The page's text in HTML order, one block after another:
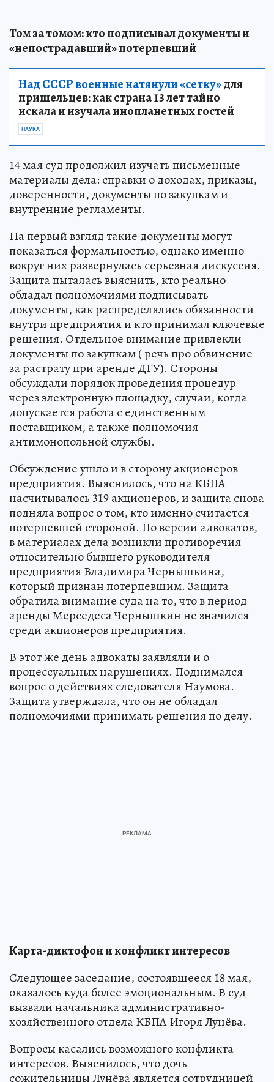
Том за томом: кто подписывал документы и
«непострадавший» потерпевший
Над СССР военные натянули «сетку»для
пришельцев: как страна 13 лет тайно
искала и изучала инопланетных гостей
НАУКА
14 мая суд продолжил изучать письменные
материалы дела: справки о доходах, приказы,
доверенности, документы по закупкам и
внутренние регламенты.
На первый взгляд такие документы могут
показаться формальностью, однако именно
вокруг них развернулась серьезная дискуссия.
Защита пыталась выяснить, кто реально
обладал полномочиями подписывать
документы, как распределялись обязанности
внутри предприятия и кто принимал ключевые
решения. Отдельное внимание привлекли
документы по закупкам ( речь про обвинение
за растрату при аренде ДГУ). Стороны
обсуждали порядок проведения процедур
через электронную площадку, случаи, когда
допускается работа с единственным
поставщиком, а также полномочия
антимонопольной службы.
Обсуждение ушло и в сторону акционеров
предприятия. Выяснилось, что на КБПА
насчитывалось 319 акционеров, и защита снова
подняла вопрос о том, кто именно считается
потерпевшей стороной. По версии адвокатов,
в материалах дела возникли противоречия
относительно бывшего руководителя
предприятия Владимира Чернышкина,
который признан потерпевшим. Защита
обратила внимание суда на то, что в период
аренды Мерседеса Чернышкин не значился
среди акционеров предприятия.
В этот же день адвокаты заявляли и о
процессуальных нарушениях. Поднимался
вопрос о действиях следователя Наумова.
Защита утверждала, что он не обладал
полномочиями принимать решения по делу.
Карта-диктофон и конфликт интересов
Следующее заседание, состоявшееся 18 мая,
оказалось куда более эмоциональным. В суд
вызвали начальника административно-
хозяйственного отдела КБПА Игоря Лунёва.
Вопросы касались возможного конфликта
интересов. Выяснилось, что дочь
сожительницы Лунёва является сотрудницей